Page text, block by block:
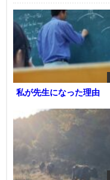
私が先生になった理由